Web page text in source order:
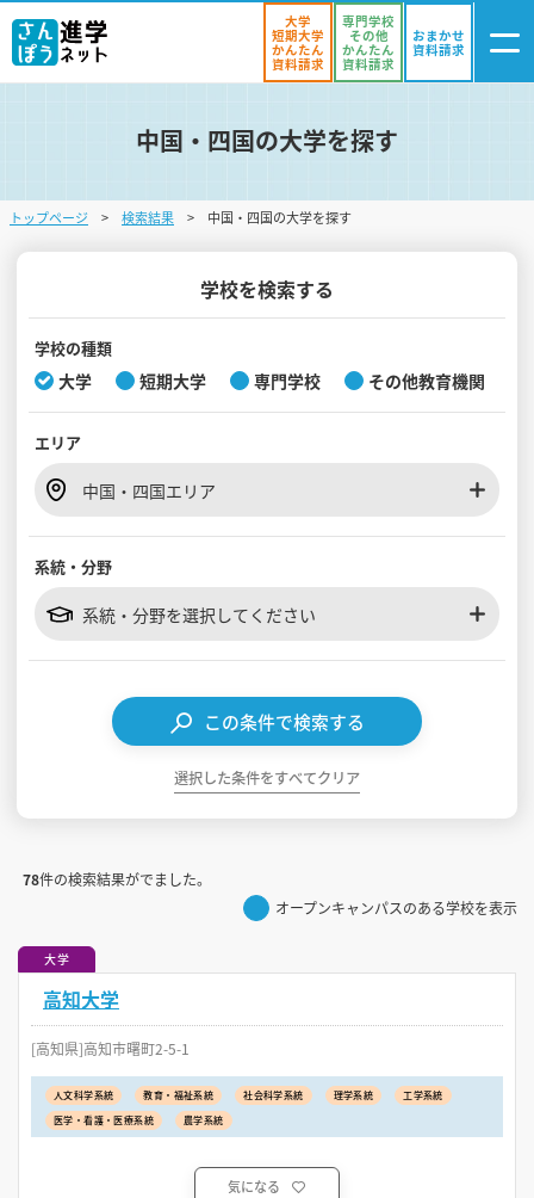
ログイン
・登録
気になる
学校を探す
オープンキャンパスを探す
入試・受験入門
見学会WEB手引書
大学
短期大学
かんたん
資料請求
専門学校
その他
かんたん
資料請求
おまかせ
資料請求
中国・四国の大学を探す
トップページ 検索結果 中国・四国の大学を探す
学校を検索する
学校の種類
大学 短期大学 専門学校 その他教育機関
エリア
中国・四国エリア
系統・分野
系統・分野を選択してください
この条件で検索する
選択した条件をすべてクリア
78件の検索結果がでました。
オープンキャンパスのある学校を表示
大学
高知大学
[高知県]高知市曙町2-5-1
人文科学系統 教育・福祉系統 社会科学系統 理学系統
工学系統
医学・看護・医療系統
農学系統
気になる